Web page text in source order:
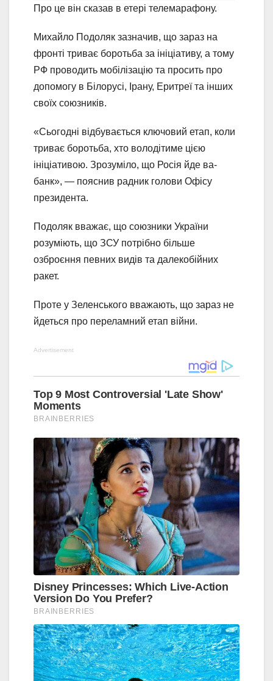
Про це він сказав в етері телемарафону.
Михайло Подоляк зазначив, що зараз на
фронті триває боротьба за ініціативу, а тому
РФ проводить мобілізацію та просить про
допомогу в Білорусі, Ірану, Еритреї та інших
своїх союзників.
«Сьогодні відбувається ключовий етап, коли
триває боротьба, хто володітиме цією
ініціативою. Зрозуміло, що Росія йде ва-
банк», — пояснив радник голови Офісу
президента.
Подоляк вважає, що союзники України
розуміють, що ЗСУ потрібно більше
озброєння певних видів та далекобійних
ракет.
Проте у Зеленського вважають, що зараз не
йдеться про переламний етап війни.
Advertisement